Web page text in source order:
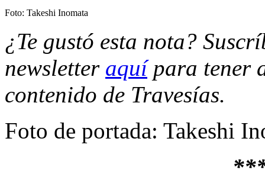
Foto: Takeshi Inomata
¿Te gustó esta nota?
newsletter aquípara tener
contenido de Travesías.
Foto de portada: Takeshi